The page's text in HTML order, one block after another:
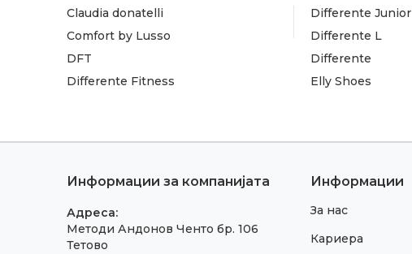
Claudia donatelli
Comfort by Lusso
DFT
Differente Fitness
Differente Junior
Differente L
Differente
Elly Shoes
Информации за компанијата
Адреса:
Методи Андонов Ченто бр. 106
Тетово
Информации
За нас
Кариера